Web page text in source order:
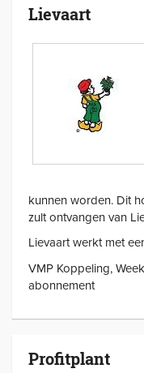
Lievaart
kunnen worden. Dit
zult ontvangen van
Lievaart werkt met
VMP Koppeling,
abonnement
Profitplant